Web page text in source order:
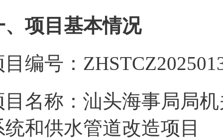
、项目基本情况
目编号：
目名称：汕头海事局局
统和供水管道改造项目